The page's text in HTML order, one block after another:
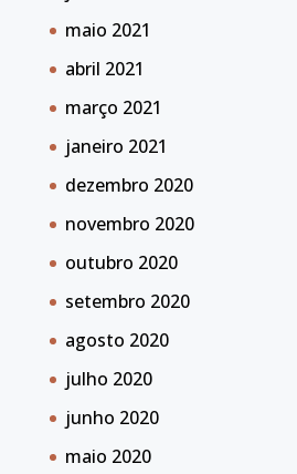
maio 2021
abril 2021
março 2021
janeiro 2021
dezembro 2020
novembro 2020
outubro 2020
setembro 2020
agosto 2020
julho 2020
junho 2020
maio 2020